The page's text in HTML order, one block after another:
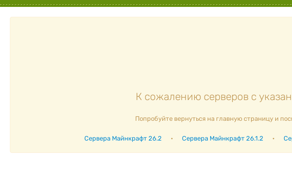
К сожалению серверов с
Попробуйте вернуться на главную страницу и
Сервера Майнкрафт 26.2 • Сервера Майнкрафт 26.1.2 •